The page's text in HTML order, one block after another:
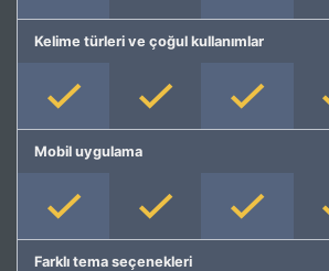
Kelime türleri ve çoğul kullanımlar
Mobil uygulama
Farklı tema seçenekleri